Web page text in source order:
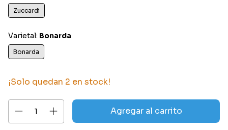
Zuccardi
Varietal: Bonarda
Bonarda
¡Solo quedan 2 en stock!